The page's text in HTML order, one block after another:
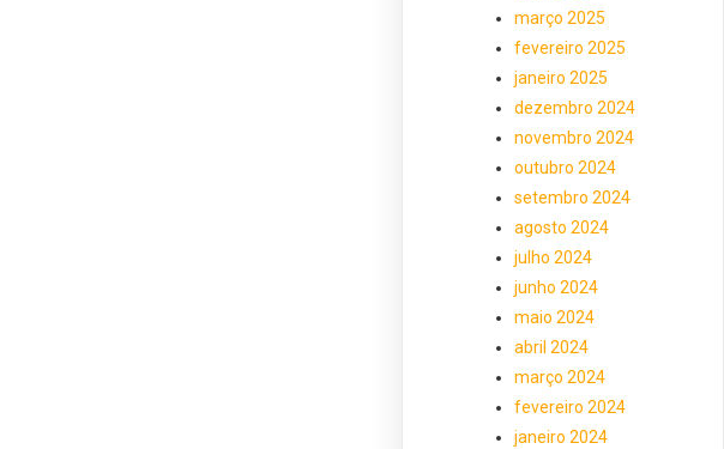
março 2025
fevereiro 2025
janeiro 2025
dezembro 2024
novembro 2024
outubro 2024
setembro 2024
agosto 2024
julho 2024
junho 2024
maio 2024
abril 2024
março 2024
fevereiro 2024
janeiro 2024